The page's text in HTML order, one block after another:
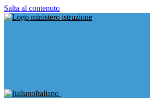
Salta al contenuto
Italiano